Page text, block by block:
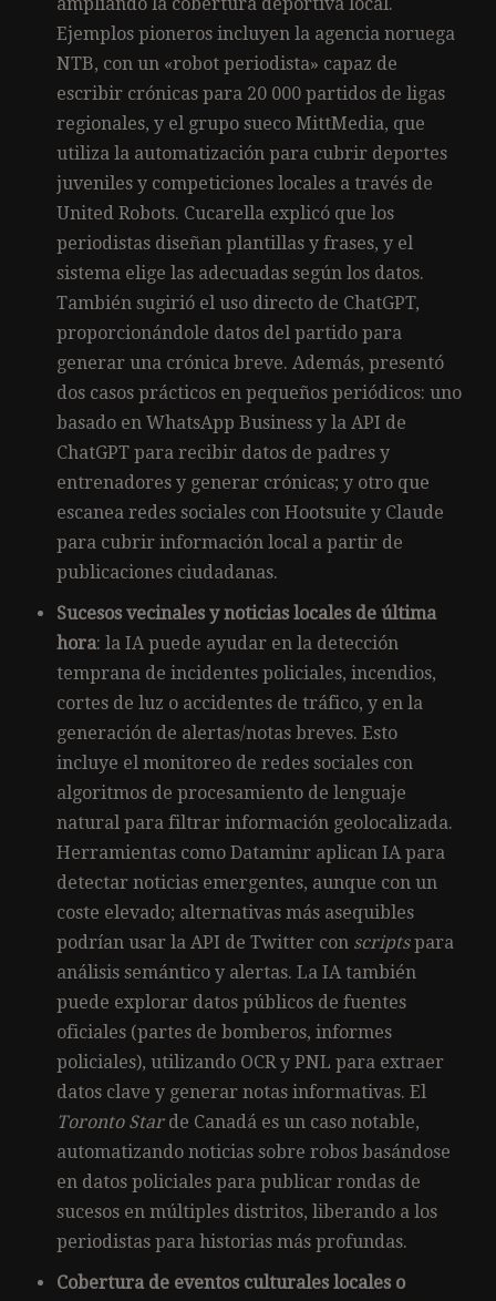
Ejemplos pioneros incluyen la agencia noruega
NTB, con un «robot periodista» capaz de
escribir crónicas para 20 000 partidos de ligas
regionales, y el grupo sueco MittMedia, que
utiliza la automatización para cubrir deportes
juveniles y competiciones locales a través de
United Robots. Cucarella explicó que los
periodistas diseñan plantillas y frases, y el
sistema elige las adecuadas según los datos.
También sugirió el uso directo de ChatGPT,
proporcionándole datos del partido para
generar una crónica breve. Además, presentó
dos casos prácticos en pequeños periódicos: uno
basado en WhatsApp Business y la API de
ChatGPT para recibir datos de padres y
entrenadores y generar crónicas; y otro que
escanea redes sociales con Hootsuite y Claude
para cubrir información local a partir de
publicaciones ciudadanas.
Sucesos vecinales y noticias locales de última
hora: la IA puede ayudar en la detección
temprana de incidentes policiales, incendios,
cortes de luz o accidentes de tráfico, y en la
generación de alertas/notas breves. Esto
incluye el monitoreo de redes sociales con
algoritmos de procesamiento de lenguaje
natural para filtrar información geolocalizada.
Herramientas como Dataminr aplican IA para
detectar noticias emergentes, aunque con un
coste elevado; alternativas más asequibles
podrían usar la API de Twitter con scriptspara
análisis semántico y alertas. La IA también
puede explorar datos públicos de fuentes
oficiales (partes de bomberos, informes
policiales), utilizando OCR y PNL para extraer
datos clave y generar notas informativas. El
Toronto Starde Canadá es un caso notable,
automatizando noticias sobre robos basándose
en datos policiales para publicar rondas de
sucesos en múltiples distritos, liberando a los
periodistas para historias más profundas.
Cobertura de eventos culturales locales o